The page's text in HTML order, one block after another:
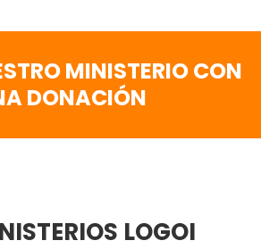
MINISTERIO CON
DONACIÓN
LOGOI